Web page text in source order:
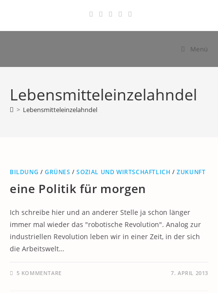
springen
Menü
Lebensmitteleinzelahndel
> Lebensmitteleinzelahndel
BILDUNG /GRÜNES /SOZIAL UND WIRTSCHAFTLICH /ZUKUNFT
eine Politik für morgen
Ich schreibe hier und an anderer Stelle ja schon länger
immer mal wieder das "robotische Revolution". Analog zur
industriellen Revolution leben wir in einer Zeit, in der sich
die Arbeitswelt…
5 KOMMENTARE 7. APRIL 2013